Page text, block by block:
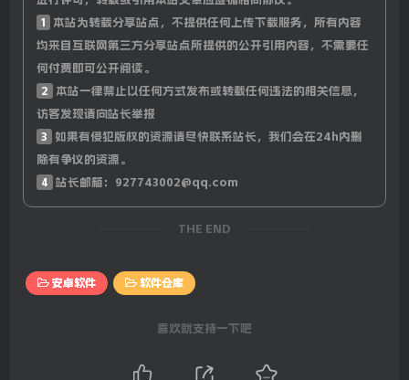
1
本站为转载分享站点，不提供任何上传下载服务，所有内容
均来自互联网第三方分享站点所提供的公开引用内容，不需要任
何付费即可公开阅读。
2
本站一律禁止以任何方式发布或转载任何违法的相关信息，
访客发现请向站长举报
3
如果有侵犯版权的资源请尽快联系站长，我们会在24h内删
除有争议的资源。
4 站长邮箱：927743002@qq.com
THE END
安卓软件 软件仓库
喜欢就支持一下吧